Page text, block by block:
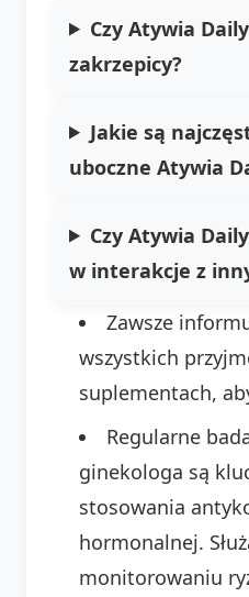
Czy Atywia
zakrzepicy?
Jakie są
uboczne Atywia
Czy Atywia
w interakcje z
Zawsze
wszystkich
suplementach,
Regularne
ginekologa są
stosowania
hormonalnej.
monitorowaniu